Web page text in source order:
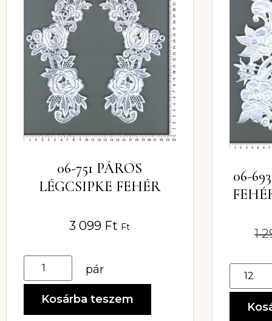
06-751 PÁROS
LÉGCSIPKE FEHÉR
3 099 Ft Ft
pár
Kosárba teszem
06-
1